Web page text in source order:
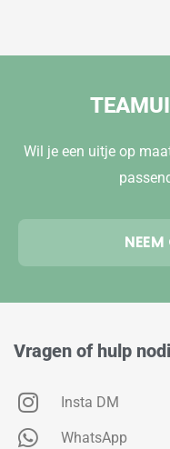
Wil je een uitje op
Vragen of hulp
Insta DM
WhatsApp